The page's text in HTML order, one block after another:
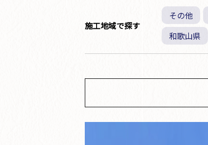
施工地域で探す
その他
和歌山県